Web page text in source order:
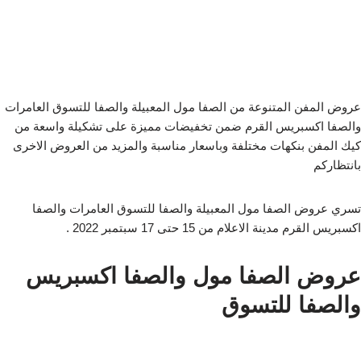
عروض المفن المتنوعة من الصفا مول المعبيلة والصفا للتسوق العامرات
والصفا اكسبريس القرم ضمن تخفيضات مميزة على تشكيلة واسعة من
كيك المفن بنكهات مختلفة وباسعار مناسبة والمزيد من العروض الاخرى
بانتظاركم
تسري عروض الصفا مول المعبيلة والصفا للتسوق العامرات والصفا
اكسبريس القرم مدينة الاعلام من 15 حتى 17 سبتمبر 2022 .
عروض الصفا مول والصفا اكسبريس
والصفا للتسوق